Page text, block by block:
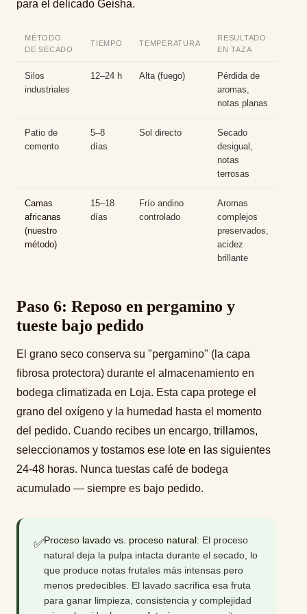
para el delicado Geisha.
MÉTODO
DE SECADO
TIEMPO TEMPERATURA
RESULTADO
EN TAZA
Silos
industriales
12–24 h Alta (fuego)
Pérdida de
aromas,
notas planas
Patio de
cemento
5–8
días
Sol directo
Secado
desigual,
notas
terrosas
Camas
africanas
(nuestro
método)
15–18
días
Frío andino
controlado
Aromas
complejos
preservados,
acidez
brillante
Paso 6: Reposo en pergamino y
tueste bajo pedido
El grano seco conserva su "pergamino" (la capa
fibrosa protectora) durante el almacenamiento en
bodega climatizada en Loja. Esta capa protege el
grano del oxígeno y la humedad hasta el momento
del pedido. Cuando recibes un encargo, trillamos,
seleccionamos y tostamos ese lote en las siguientes
24-48 horas. Nunca tuestas café de bodega
acumulado — siempre es bajo pedido.
✅Proceso lavado vs. proceso natural: El proceso
natural deja la pulpa intacta durante el secado, lo
que produce notas frutales más intensas pero
menos predecibles. El lavado sacrifica esa fruta
para ganar limpieza, consistencia y complejidad